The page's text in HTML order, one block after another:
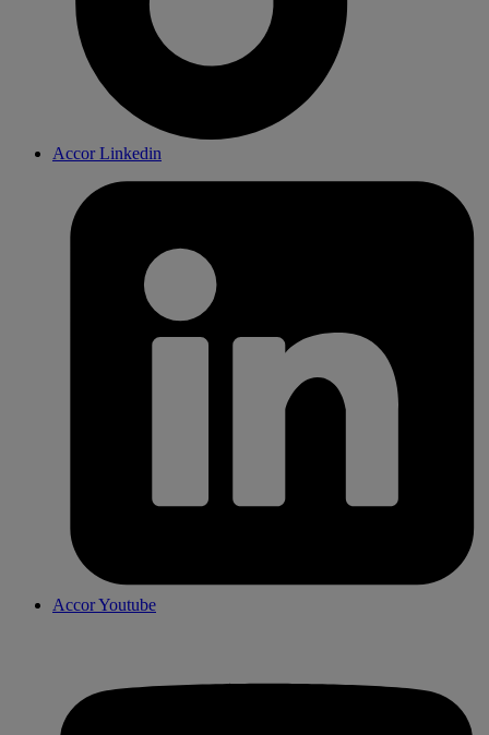
Accor Linkedin
Accor Youtube